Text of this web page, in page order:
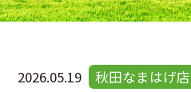
2026.05.19 秋田なまはげ店